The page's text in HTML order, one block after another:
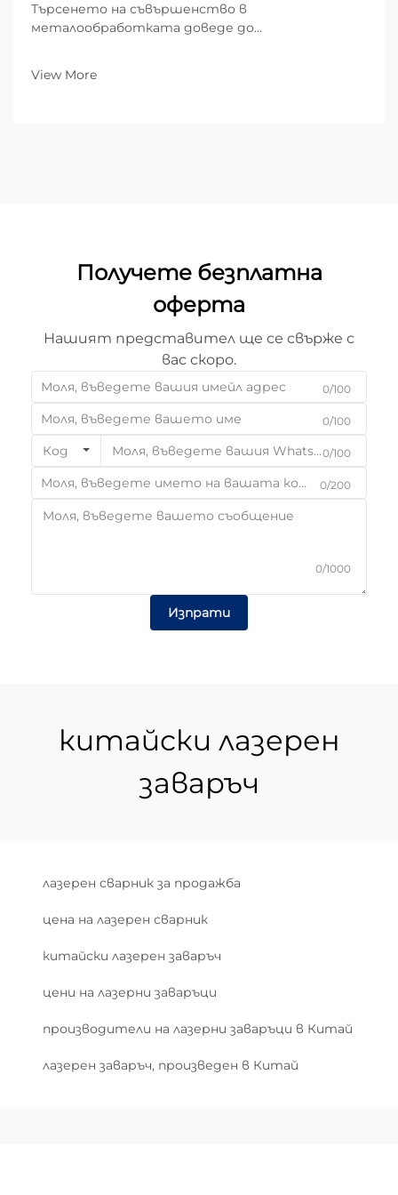
Търсенето на съвършенство в
металообработката доведе до
никоя от тях не е достигнала върха на
View More
Получете безплатна
оферта
Нашият представител ще се свърже с
вас скоро.
0/100
0/100
Код 0/100
0/200
0/1000
Изпрати
китайски лазерен
заваръч
лазерен сварник за продажба
цена на лазерен сварник
китайски лазерен заваръч
цени на лазерни заваръци
производители на лазерни заваръци в Китай
лазерен заваръч, произведен в Китай